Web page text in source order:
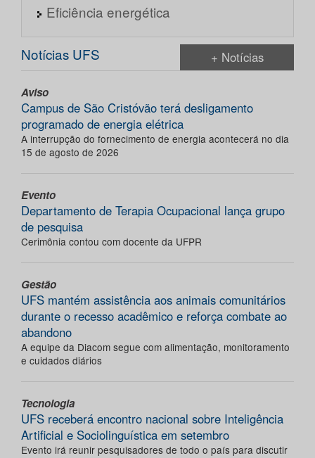
Eficiência energética
Notícias UFS + Notícias
Aviso
Campus de São Cristóvão terá desligamento
programado de energia elétrica
A interrupção do fornecimento de energia acontecerá no dia
15 de agosto de 2026
Evento
Departamento de Terapia Ocupacional lança grupo
de pesquisa
Cerimônia contou com docente da UFPR
Gestão
UFS mantém assistência aos animais comunitários
durante o recesso acadêmico e reforça combate ao
abandono
A equipe da Diacom segue com alimentação, monitoramento
e cuidados diários
Tecnologia
UFS receberá encontro nacional sobre Inteligência
Artificial e Sociolinguística em setembro
Evento irá reunir pesquisadores de todo o país para discutir